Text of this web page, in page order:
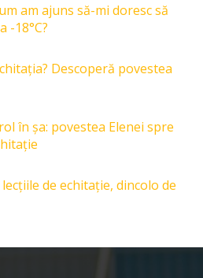
am ajuns să-mi doresc să
-18°C?
Descoperă povestea
în șa: povestea Elenei spre
de echitație, dincolo de